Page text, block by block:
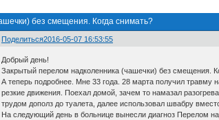
без смещения. Когда снимать?
Поделиться2016-05-07 16:53:55
Добрый день!
Закрытый перелом надколенника (чашечки) без смещения.
А теперь подробнее. Мне 33 года. 28 марта получил травму
резкие движения. Поехал домой, зачем то намазал
трудом дополз до туалета, далее использовал швабру
На следующий день в больнице вынесли диагноз Перелом